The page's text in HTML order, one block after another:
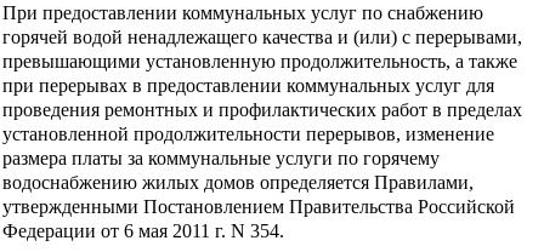
При предоставлении коммунальных услуг по снабжению
горячей водой ненадлежащего качества и (или) с перерывами,
превышающими установленную продолжительность, а также
при перерывах в предоставлении коммунальных услуг для
проведения ремонтных и профилактических работ в пределах
установленной продолжительности перерывов, изменение
размера платы за коммунальные услуги по горячему
водоснабжению жилых домов определяется Правилами,
утвержденными Постановлением Правительства Российской
Федерации от 6 мая 2011 г. N 354.